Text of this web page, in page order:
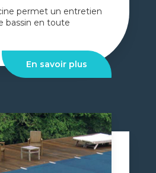
permet un entretien
bassin en toute
En savoir plus